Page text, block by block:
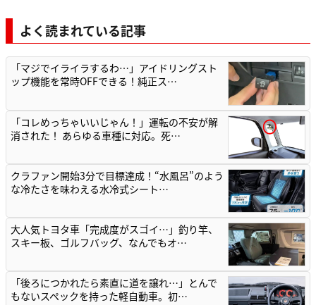
よく読まれている記事
「マジでイライラするわ…」アイドリングスト
ップ機能を常時OFFできる！純正ス…
「コレめっちゃいいじゃん！」運転の不安が解
消された！ あらゆる車種に対応。死…
クラファン開始3分で目標達成！“水風呂”のよう
な冷たさを味わえる水冷式シート…
大人気トヨタ車「完成度がスゴイ…」釣り竿、
スキー板、ゴルフバッグ、なんでもオ…
「後ろにつかれたら素直に道を譲れ…」とんで
もないスペックを持った軽自動車。初…